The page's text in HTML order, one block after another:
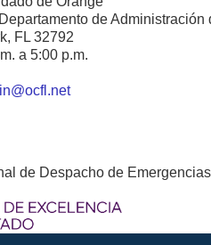
de
FL 32792
a 5:00 p.m.
de Despacho de